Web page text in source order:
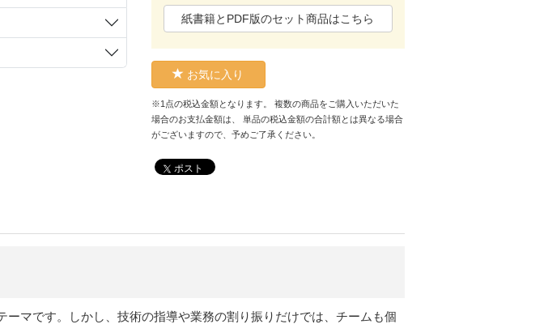
紙書籍とPDF版のセット商品はこちら
お気に入り
※1点の税込金額となります。 複数の商品をご購入いただいた
場合のお支払金額は、 単品の税込金額の合計額とは異なる場合
がございますので、予めご了承ください。
ポスト
マです。しかし、技術の指導や業務の割り振りだけでは、チームも個